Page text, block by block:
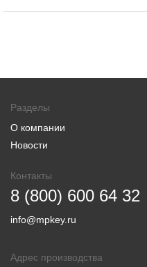
Разделы
О компании
Новости
Контакты
8 (800) 600 64 32
info@mpkey.ru
Адрес производства